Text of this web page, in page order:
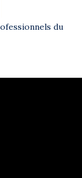
du